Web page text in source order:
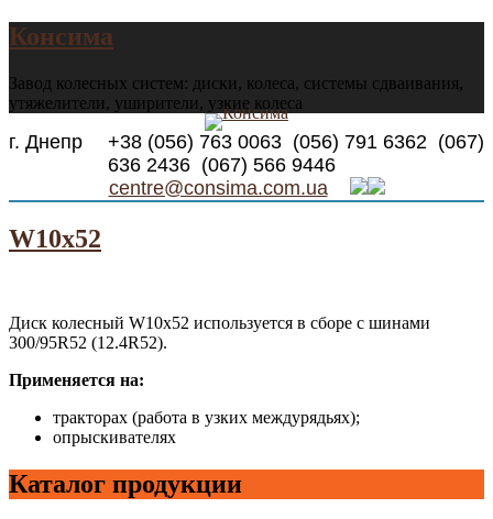
Консима
Завод колесных систем: диски, колеса, системы сдваивания,
утяжелители, уширители, узкие колеса
г. Днепр +38 (056) 763 0063 (056) 791 6362 (067)
636 2436 (067) 566 9446
centre@consima.com.ua
W10x52
Диск колесный W10x52 используется в сборе с шинами
300/95R52 (12.4R52).
Применяется на:
тракторах (работа в узких междурядьях);
опрыскивателях
Каталог продукции